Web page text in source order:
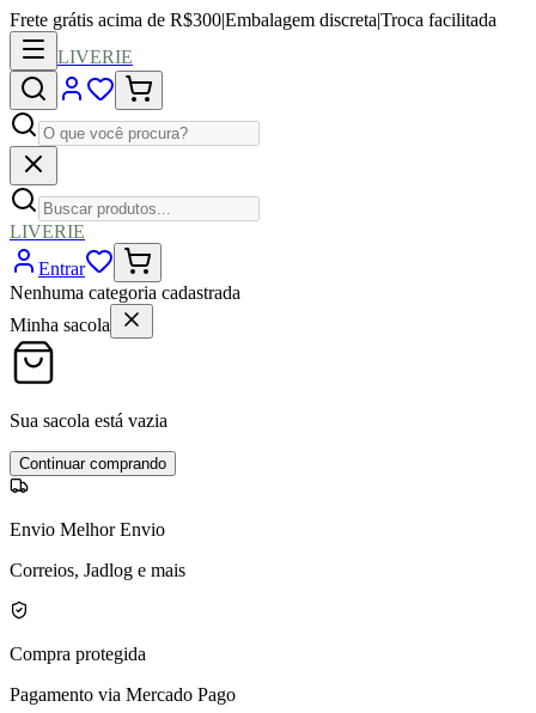
Frete grátis acima de R$300|Embalagem discreta|Troca facilitada
LIVERIE
LIVERIE
Entrar
Nenhuma categoria cadastrada
Minha sacola
Sua sacola está vazia
Continuar comprando
Envio Melhor Envio
Correios, Jadlog e mais
Compra protegida
Pagamento via Mercado Pago